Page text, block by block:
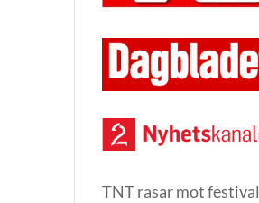
TNT rasar mot festival